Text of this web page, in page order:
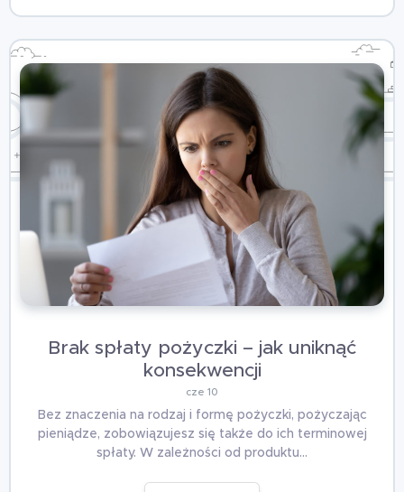
Brak spłaty pożyczki – jak uniknąć
konsekwencji
cze 10
Bez znaczenia na rodzaj i formę pożyczki, pożyczając
pieniądze, zobowiązujesz się także do ich terminowej
spłaty. W zależności od produktu…